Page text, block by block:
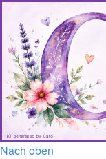
Nach oben